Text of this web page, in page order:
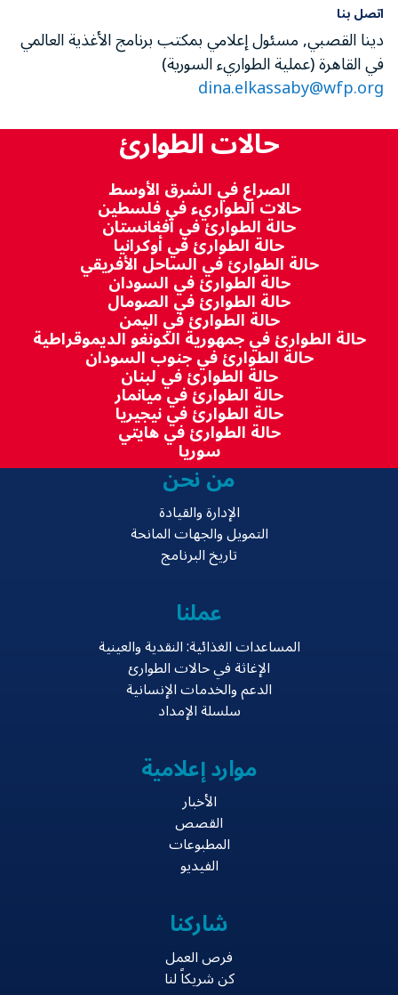
اتصل بنا
دينا القصبي, مسئول إعلامي بمكتب برنامج الأغذية العالمي
في القاهرة (عملية الطواريء السورية)
dina.elkassaby@wfp.org
حالات الطوارئ
الصراع في الشرق الأوسط
حالات الطواريء في فلسطين
حالة الطوارئ في أفغانستان
حالة الطوارئ في أوكرانيا
حالة الطوارئ في الساحل الأفريقي
حالة الطوارئ في السودان
حالة الطوارئ في الصومال
حالة الطوارئ في اليمن
حالة الطوارئ في جمهورية الكونغو الديموقراطية
حالة الطوارئ في جنوب السودان
حالة الطوارئ في لبنان
حالة الطوارئ في ميانمار
حالة الطوارئ في نيجيريا
حالة الطوارئ في هايتي
سوريا
من نحن
الإدارة والقيادة
التمويل والجهات المانحة
تاريخ البرنامج
عملنا
المساعدات الغذائية: النقدية والعينية
الإغاثة في حالات الطوارئ
الدعم والخدمات الإنسانية
سلسلة الإمداد
موارد إعلامية
الأخبار
القصص
المطبوعات
الفيديو
شاركنا
فرص العمل
كن شريكاً لنا